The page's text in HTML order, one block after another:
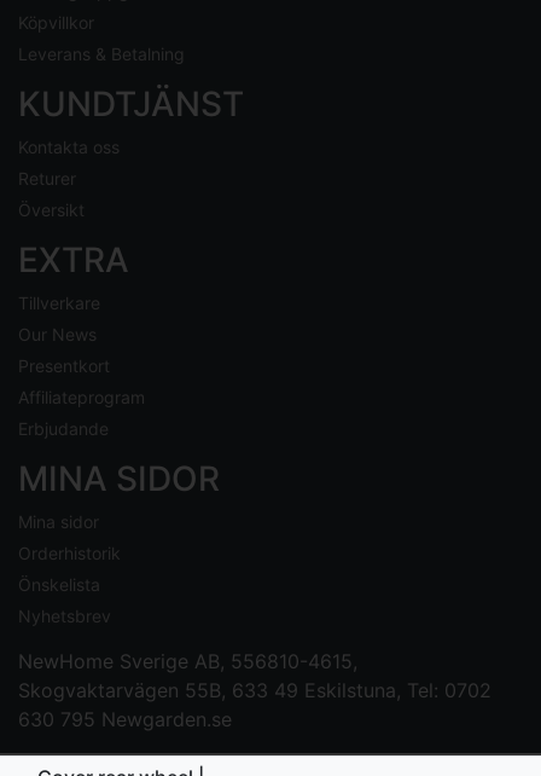
Köpvillkor
Leverans & Betalning
KUNDTJÄNST
Kontakta oss
Returer
Översikt
EXTRA
Tillverkare
Our News
Presentkort
Affiliateprogram
Erbjudande
MINA SIDOR
Mina sidor
Orderhistorik
Önskelista
Nyhetsbrev
NewHome Sverige AB, 556810-4615,
Skogvaktarvägen 55B, 633 49 Eskilstuna, Tel: 0702
630 795 Newgarden.se